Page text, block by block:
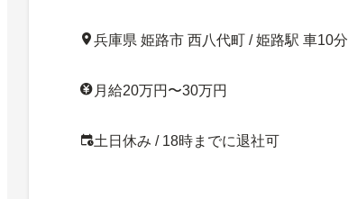
兵庫県 姫路市 西八代町 / 姫路駅 車10分
月給20万円〜30万円
土日休み / 18時までに退社可